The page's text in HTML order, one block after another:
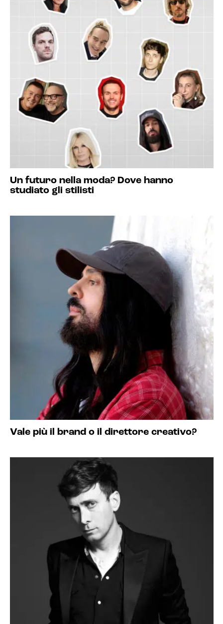
Un futuro nella moda? Dove hanno
studiato gli stilisti
Vale più il brand o il direttore creativo?